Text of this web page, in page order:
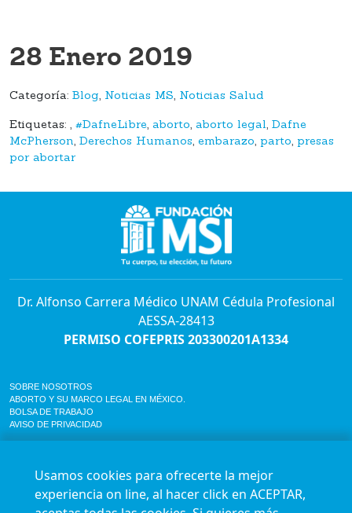
28 Enero 2019
Categoría: Blog, Noticias MS, Noticias Salud
Etiquetas: , #DafneLibre, aborto, aborto legal, Dafne
McPherson, Derechos Humanos, embarazo, parto, presas
por abortar
Dr. Alfonso Carrera Médico UNAM Cédula Profesional
AESSA-28413
PERMISO COFEPRIS 203300201A1334
SOBRE NOSOTROS
ABORTO Y SU MARCO LEGAL EN MÉXICO.
BOLSA DE TRABAJO
AVISO DE PRIVACIDAD
Agenda en línea24/7 aquí
Impact report
Usamos cookies para ofrecerte la mejor
experiencia on line, al hacer click en ACEPTAR,